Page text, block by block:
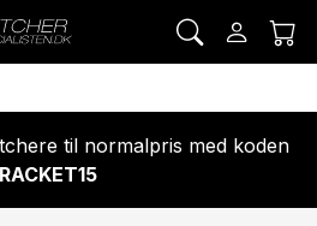
til normalpris med koden
RACKET15